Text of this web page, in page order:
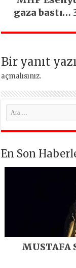
gaza bastı…
edildi
Bir yanıt
açmalısınız.
En Son
MUSTAFA